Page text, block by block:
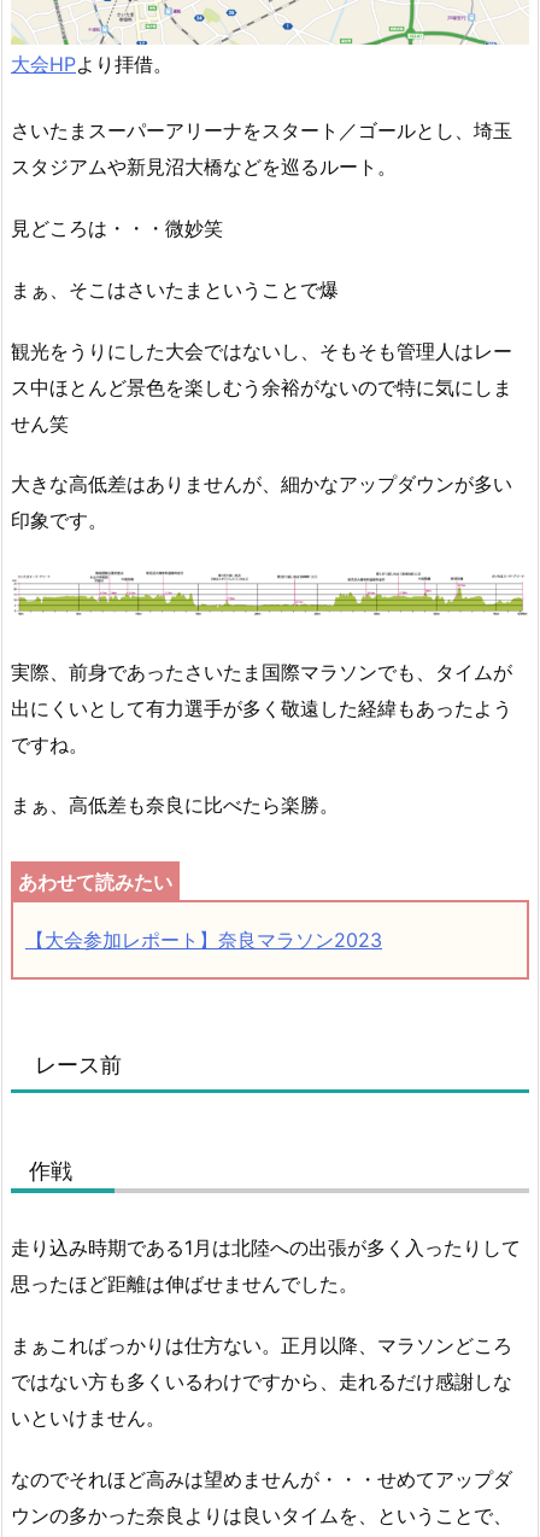
大会HPより拝借。
さいたまスーパーアリーナをスタート／ゴールとし、埼玉
スタジアムや新見沼大橋などを巡るルート。
見どころは・・・微妙笑
まぁ、そこはさいたまということで爆
観光をうりにした大会ではないし、そもそも管理人はレー
ス中ほとんど景色を楽しむう余裕がないので特に気にしま
せん笑
大きな高低差はありませんが、細かなアップダウンが多い
印象です。
実際、前身であったさいたま国際マラソンでも、タイムが
出にくいとして有力選手が多く敬遠した経緯もあったよう
ですね。
まぁ、高低差も奈良に比べたら楽勝。
【大会参加レポート】奈良マラソン2023
レース前
作戦
走り込み時期である1月は北陸への出張が多く入ったりして
思ったほど距離は伸ばせませんでした。
まぁこればっかりは仕方ない。正月以降、マラソンどころ
ではない方も多くいるわけですから、走れるだけ感謝しな
いといけません。
なのでそれほど高みは望めませんが・・・せめてアップダ
ウンの多かった奈良よりは良いタイムを、ということで、